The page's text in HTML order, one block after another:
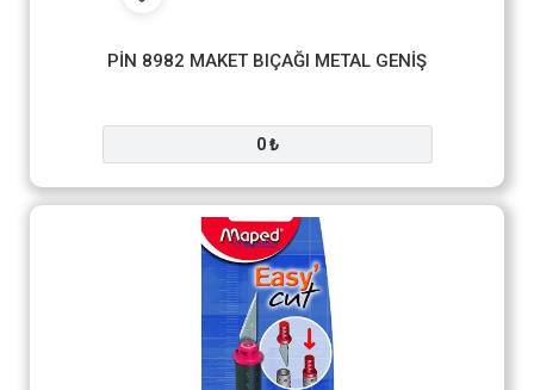
PİN 8982 MAKET BIÇAĞI METAL GENİŞ
0 ₺